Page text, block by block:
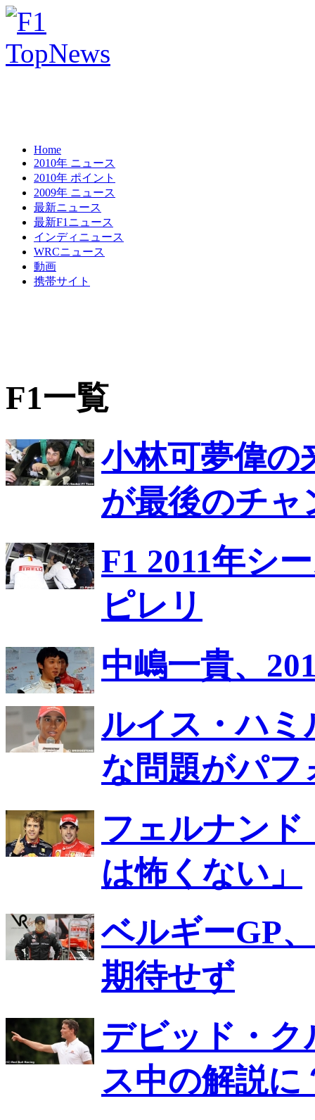
Home
2010年 ニュース
2010年 ポイント
2009年 ニュース
最新ニュース
最新F1ニュース
インディニュース
WRCニュース
動画
携帯サイト
F1一覧
小林可夢偉の
が最後のチャ
F1 2011年シ
ピレリ
中嶋一貴、
ルイス・ハミ
な問題がパフ
フェルナン
は怖くない」
ベルギーGP
期待せず
デビッド・ク
ス中の解説に